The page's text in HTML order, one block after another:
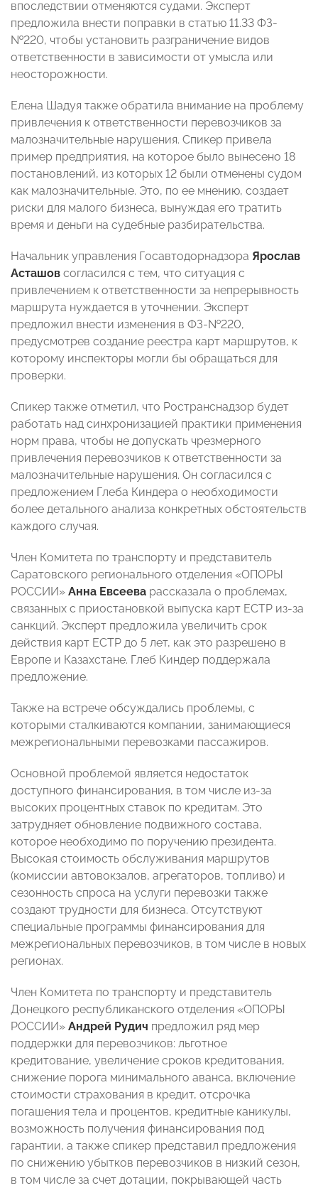
впоследствии отменяются судами. Эксперт
предложила внести поправки в статью 11.33 ФЗ-
№220, чтобы установить разграничение видов
ответственности в зависимости от умысла или
неосторожности.
Елена Шадуя также обратила внимание на проблему
привлечения к ответственности перевозчиков за
малозначительные нарушения. Спикер привела
пример предприятия, на которое было вынесено 18
постановлений, из которых 12 были отменены судом
как малозначительные. Это, по ее мнению, создает
риски для малого бизнеса, вынуждая его тратить
время и деньги на судебные разбирательства.
Начальник управления Госавтодорнадзора Ярослав
Асташов согласился с тем, что ситуация с
привлечением к ответственности за непрерывность
маршрута нуждается в уточнении. Эксперт
предложил внести изменения в ФЗ-№220,
предусмотрев создание реестра карт маршрутов, к
которому инспекторы могли бы обращаться для
проверки.
Спикер также отметил, что Ространснадзор будет
работать над синхронизацией практики применения
норм права, чтобы не допускать чрезмерного
привлечения перевозчиков к ответственности за
малозначительные нарушения. Он согласился с
предложением Глеба Киндера о необходимости
более детального анализа конкретных обстоятельств
каждого случая.
Член Комитета по транспорту и представитель
Саратовского регионального отделения «ОПОРЫ
РОССИИ» Анна Евсеева рассказала о проблемах,
связанных с приостановкой выпуска карт ЕСТР из-за
санкций. Эксперт предложила увеличить срок
действия карт ЕСТР до 5 лет, как это разрешено в
Европе и Казахстане. Глеб Киндер поддержала
предложение.
Также на встрече обсуждались проблемы, с
которыми сталкиваются компании, занимающиеся
межрегиональными перевозками пассажиров.
Основной проблемой является недостаток
доступного финансирования, в том числе из-за
высоких процентных ставок по кредитам. Это
затрудняет обновление подвижного состава,
которое необходимо по поручению президента.
Высокая стоимость обслуживания маршрутов
(комиссии автовокзалов, агрегаторов, топливо) и
сезонность спроса на услуги перевозки также
создают трудности для бизнеса. Отсутствуют
специальные программы финансирования для
межрегиональных перевозчиков, в том числе в новых
регионах.
Член Комитета по транспорту и представитель
Донецкого республиканского отделения «ОПОРЫ
РОССИИ» Андрей Рудич предложил ряд мер
поддержки для перевозчиков: льготное
кредитование, увеличение сроков кредитования,
снижение порога минимального аванса, включение
стоимости страхования в кредит, отсрочка
погашения тела и процентов, кредитные каникулы,
возможность получения финансирования под
гарантии, а также спикер представил предложения
по снижению убытков перевозчиков в низкий сезон,
в том числе за счет дотации, покрывающей часть